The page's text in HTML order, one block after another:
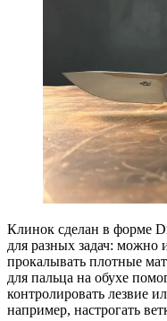
Клинок сделан в форме
для разных задач: можно
прокалывать плотные
для пальца на обухе
контролировать лезвие
например, настрогать